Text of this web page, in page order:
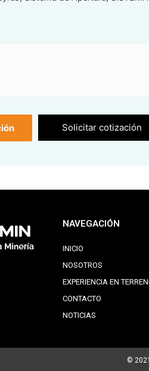
Solicitar cotización
NAVEGACIÓN
INICIO
NOSOTROS
EXPERIENCIA EN
CONTACTO
NOTICIAS
©